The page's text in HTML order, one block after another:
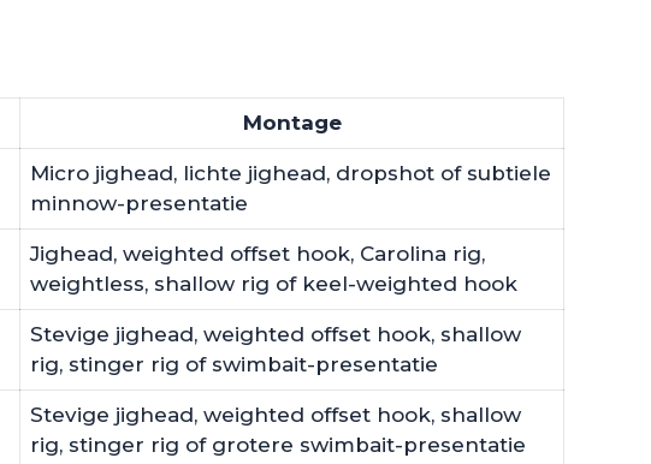
Montage
Micro jighead, lichte jighead, dropshot of subtiele
minnow-presentatie
Jighead, weighted offset hook, Carolina rig,
weightless, shallow rig of keel-weighted hook
Stevige jighead, weighted offset hook, shallow
rig, stinger rig of swimbait-presentatie
Stevige jighead, weighted offset hook, shallow
rig, stinger rig of grotere swimbait-presentatie